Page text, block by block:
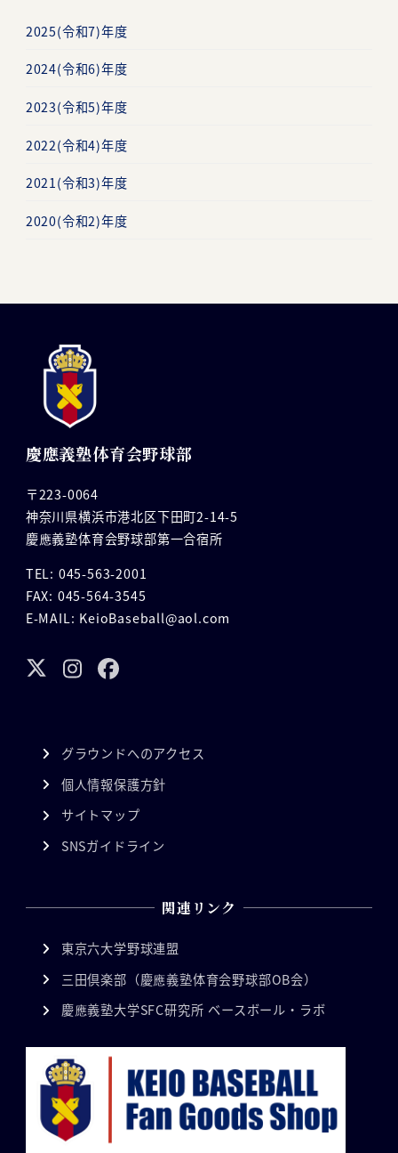
2025(令和7)年度
2024(令和6)年度
2023(令和5)年度
2022(令和4)年度
2021(令和3)年度
2020(令和2)年度
慶應義塾体育会野球部
〒223-0064
神奈川県横浜市港北区下田町2-14-5
慶應義塾体育会野球部第一合宿所
TEL: 045-563-2001
FAX: 045-564-3545
E-MAIL: KeioBaseball@aol.com
グラウンドへのアクセス
個人情報保護方針
サイトマップ
SNSガイドライン
関連リンク
東京六大学野球連盟
三田倶楽部（慶應義塾体育会野球部OB会）
慶應義塾大学SFC研究所 ベースボール・ラボ